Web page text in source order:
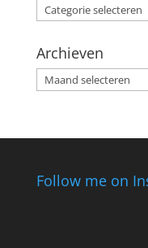
Categorieën
Archieven
Archieven
Follow me on